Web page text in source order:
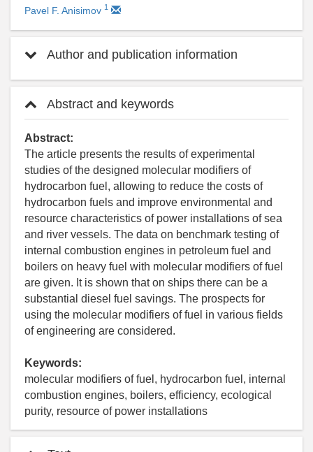
Pavel F. Anisimov 1
Author and publication information
Abstract and keywords
Abstract:
The article presents the results of experimental
studies of the designed molecular modifiers of
hydrocarbon fuel, allowing to reduce the costs of
hydrocarbon fuels and improve environmental and
resource characteristics of power installations of sea
and river vessels. The data on benchmark testing of
internal combustion engines in petroleum fuel and
boilers on heavy fuel with molecular modifiers of fuel
are given. It is shown that on ships there can be a
substantial diesel fuel savings. The prospects for
using the molecular modifiers of fuel in various fields
of engineering are considered.
Keywords:
molecular modifiers of fuel, hydrocarbon fuel, internal
combustion engines, boilers, efficiency, ecological
purity, resource of power installations